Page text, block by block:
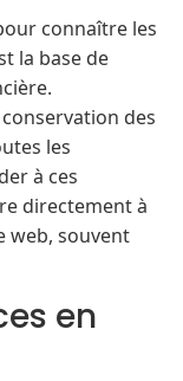
connaître les
la base de
des
les
à ces
directement à
web, souvent
en